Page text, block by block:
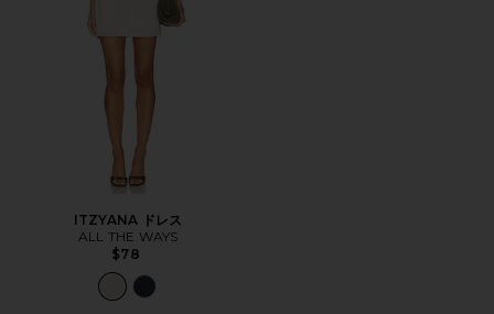
ITZYANA ドレス
ALL THE WAYS
$78